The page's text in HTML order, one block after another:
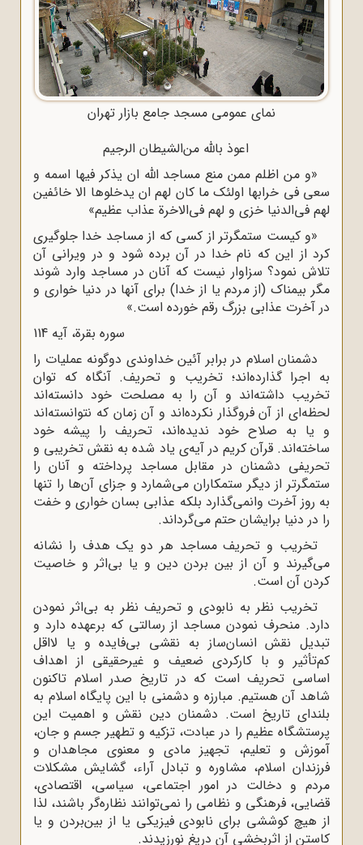
نمای عمومی مسجد جامع بازار تهران
اعوذ بالله من‌‌الشیطان‌ الرجیم
«و من اظلم ممن منع مساجد الله ان یذکر فیها اسمه و
سعی فی خرابها اولئک ما کان لهم ان یدخلوها الا خائفین
لهم فی‌الدنیا خزی و لهم فی‌الاخرة عذاب عظیم»
«و کیست ستمگرتر از کسی که از مساجد خدا جلوگیری
کرد از این که نام خدا در آن برده شود و در ویرانی آن
تلاش نمود؟ سزاوار نیست که آنان در مساجد وارد شوند
مگر بیمناک (از مردم یا از خدا) برای آنها در دنیا خواری و
در آخرت عذابی بزرگ رقم خورده است.»
سوره بقرة، آیه 114
دشمنان اسلام در برابر آئین خداوندی دوگونه عملیات را
به اجرا گذارده‌اند؛ تخریب و تحریف. آنگاه که توان
تخریب داشته‌اند و آن را به مصلحت خود دانسته‌اند
لحظه‌ای از آن فروگذار نکرده‌اند و آن زمان که نتوانسته‌اند
و یا به صلاح خود ندیده‌اند، تحریف را پیشه خود
ساخته‌اند. قرآن کریم در آیه‌ی یاد شده به نقش تخریبی و
تحریفی دشمنان در مقابل مساجد پرداخته‌ و آنان را
ستمگرتر از دیگر ستمکاران می‌شمارد و جزای آن‌ها را تنها
به روز آخرت وانمی‌گذارد بلکه عذابی بسان خواری و خفت
را در دنیا برایشان حتم می‌گرداند.
تخریب و تحریف مساجد هر دو یک هدف را نشانه
می‌گیرند و آن از بین بردن دین و یا بی‌اثر و خاصیت
کردن آن است.
تخریب نظر به نابودی و تحریف نظر به بی‌اثر نمودن
دارد. منحرف نمودن مساجد از رسالتی که برعهده دارد و
تبدیل نقش انسان‌ساز به نقشی بی‌فایده و یا لااقل
کم‌تأثیر و با کارکردی ضعیف و غیرحقیقی از اهداف
اساسی تحریف است که در تاریخ صدر اسلام تاکنون
شاهد آن هستیم. مبارزه و دشمنی با این پایگاه اسلام به
بلندای تاریخ است. دشمنان دین نقش و اهمیت این
پرستشگاه عظیم را در عبادت، تزکیه و تطهیر جسم و جان،
آموزش و تعلیم، تجهیز مادی و معنوی مجاهدان و
فرزندان اسلام، مشاوره و تبادل آراء، گشایش مشکلات
مردم و دخالت در امور اجتماعی، سیاسی،‌ اقتصادی،‌
قضایی، فرهنگی و نظامی را نمی‌توانند نظاره‌گر باشند، لذا
از هیچ کوششی برای نابودی فیزیکی یا از بین‌بردن و یا
کاستن از اثربخشی آن دریغ نورزیدند.